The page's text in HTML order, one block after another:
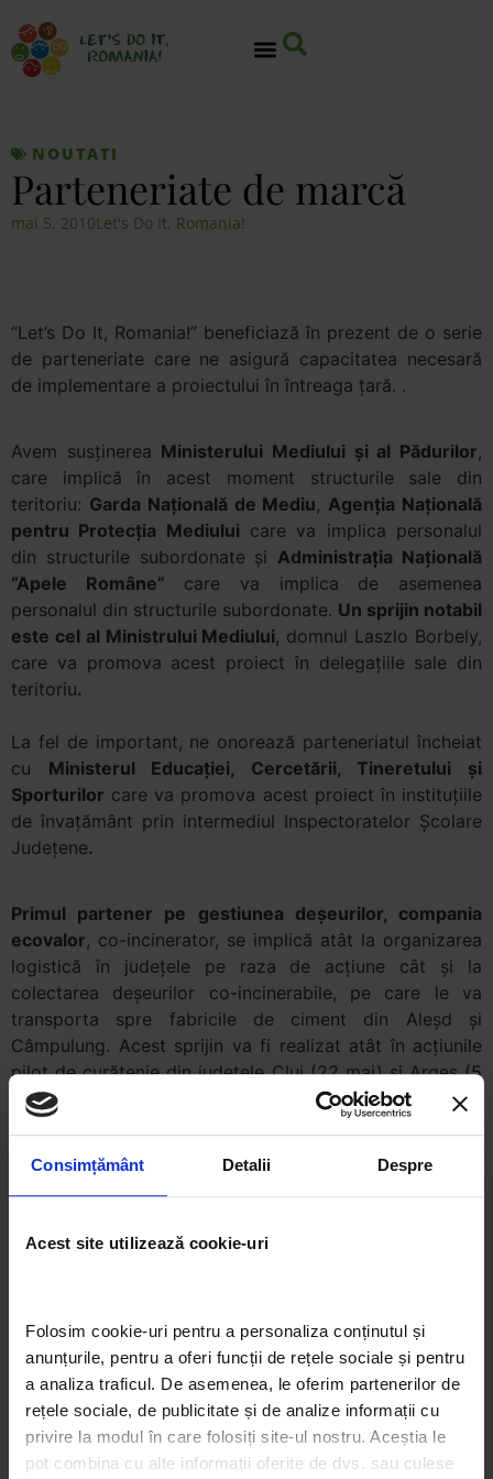
Consimțământ Detalii Despre
Acest site utilizează cookie-uri
Folosim cookie-uri pentru a personaliza conținutul și
anunțurile, pentru a oferi funcții de rețele sociale și pentru
a analiza traficul. De asemenea, le oferim partenerilor de
rețele sociale, de publicitate și de analize informații cu
privire la modul în care folosiți site-ul nostru. Aceștia le
pot combina cu alte informații oferite de dvs. sau culese
NOUTATI
Parteneriate de marcă
mai 5, 2010Let's Do It, Romania!
“Let’s Do It, Romania!” beneficiază în prezent de o serie
de parteneriate care ne asigură capacitatea necesară
de implementare a proiectului în întreaga ţară. .
Avem susţinerea Ministerului Mediului şi al Pădurilor,
care implică în acest moment structurile sale din
teritoriu: Garda Naţională de Mediu, Agenţia Naţională
pentru Protecţia Mediului care va implica personalul
din structurile subordonate şi Administraţia Naţională
“Apele Române” care va implica de asemenea
personalul din structurile subordonate. Un sprijin notabil
este cel al Ministrului Mediului, domnul Laszlo Borbely,
care va promova acest proiect în delegaţiile sale din
teritoriu.
La fel de important, ne onorează parteneriatul încheiat
cu Ministerul Educaţiei, Cercetării, Tineretului şi
Sporturilor care va promova acest proiect în instituţiile
de învaţământ prin intermediul Inspectoratelor Şcolare
Judeţene.
Primul partener pe gestiunea deşeurilor, compania
ecovalor, co-incinerator, se implică atât la organizarea
logistică în judeţele pe raza de acţiune cât şi la
colectarea deşeurilor co-incinerabile, pe care le va
transporta spre fabricile de ciment din Aleşd şi
Câmpulung. Acest sprijin va fi realizat atât în acţiunile
pilot de curăţenie din judeţele Cluj (22 mai) şi Argeş (5
iunie), cât şi în Ziua de Curaţenie Naţională (25
septembrie 2010).
Un partener pentru mobilizarea voluntarilor este
instituţie va încuraja voluntarii din reţeaua naţională să
De asemenea, suntem bucuroşi să avem un sprijin din
parteaNokia România, care a dotat echipa de proiect
cu 40 de telefoane mobile.